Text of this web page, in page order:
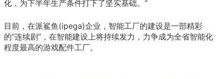
化，为下半年生产条件打下了坚实基础。”
目前，在派鲨鱼(ipega)企业，智能工厂的建设是一部精彩
的“连续剧”，在智能建设上将持续发力，力争成为全省智能化
程度最高的游戏配件工厂。